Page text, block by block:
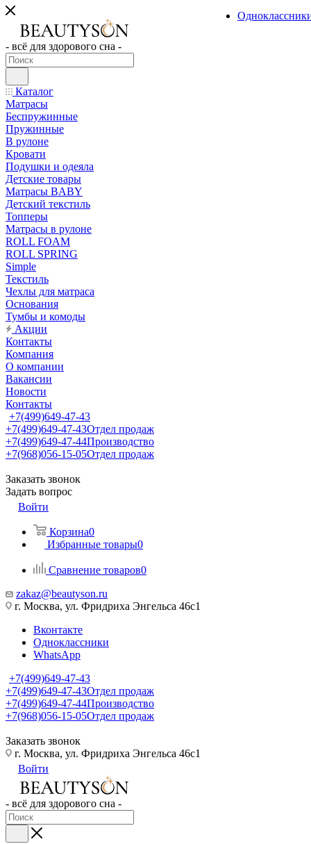
- всё для здорового сна -
Каталог
Матрасы
Беспружинные
Пружинные
В рулоне
Кровати
Подушки и одеяла
Детские товары
Матрасы BABY
Детский текстиль
Топперы
Матрасы в рулоне
ROLL FOAM
ROLL SPRING
Simple
Текстиль
Чехлы для матраса
Основания
Тумбы и комоды
Акции
Контакты
Компания
О компании
Вакансии
Новости
Контакты
+7(499)649-47-43
+7(499)649-47-43Отдел продаж
+7(499)649-47-44Производство
+7(968)056-15-05Отдел продаж
Заказать звонок
Задать вопрос
Войти
Корзина0
Избранные товары0
Сравнение товаров0
zakaz@beautyson.ru
г. Москва, ул. Фридриха Энгельса 46с1
Вконтакте
Одноклассники
WhatsApp
+7(499)649-47-43
+7(499)649-47-43Отдел продаж
+7(499)649-47-44Производство
+7(968)056-15-05Отдел продаж
Заказать звонок
г. Москва, ул. Фридриха Энгельса 46с1
Войти
- всё для здорового сна -